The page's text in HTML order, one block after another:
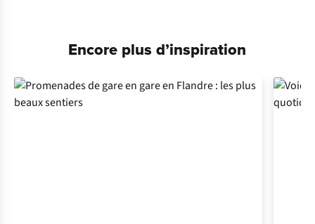
Encore plus d’inspiration